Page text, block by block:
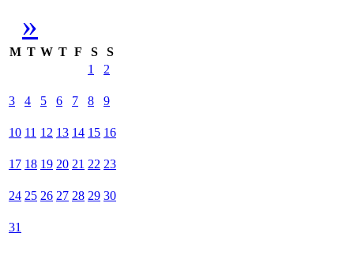
»
M T W T F S
S
1
2
3 4 5 6 7 8 9
10 11 12 13 14 15 16
17 18 19 20 21 22 23
24 25 26 27 28 29 30
31